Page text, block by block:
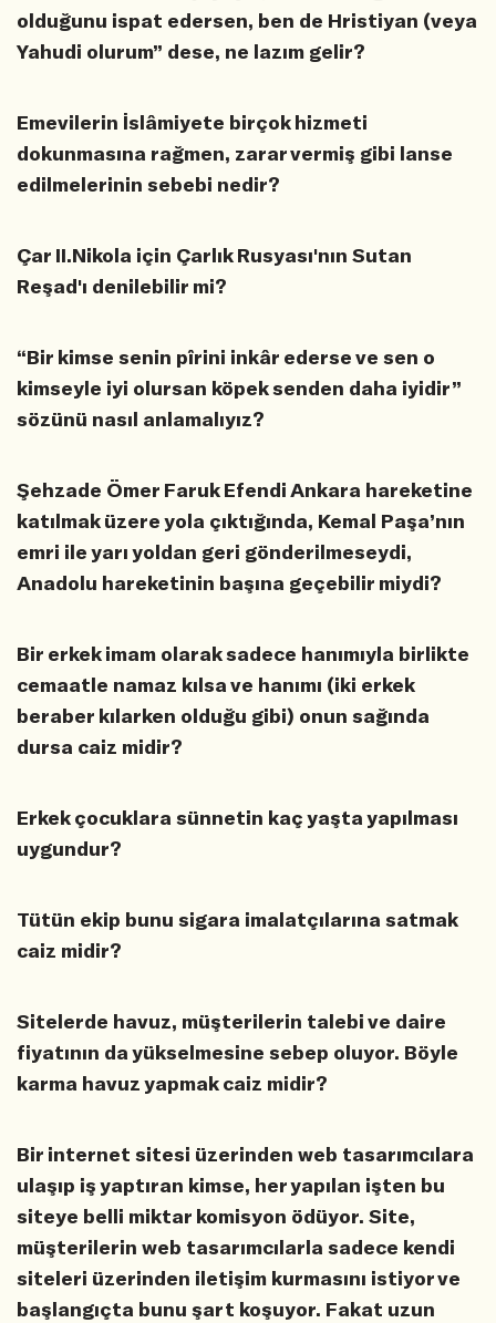
olduğunu ispat edersen, ben de Hristiyan (veya
Yahudi olurum” dese, ne lazım gelir?
Emevilerin İslâmiyete birçok hizmeti
dokunmasına rağmen, zarar vermiş gibi lanse
edilmelerinin sebebi nedir?
Çar II.Nikola için Çarlık Rusyası'nın Sutan
Reşad'ı denilebilir mi?
“Bir kimse senin pîrini inkâr ederse ve sen o
kimseyle iyi olursan köpek senden daha iyidir”
sözünü nasıl anlamalıyız?
Şehzade Ömer Faruk Efendi Ankara hareketine
katılmak üzere yola çıktığında, Kemal Paşa’nın
emri ile yarı yoldan geri gönderilmeseydi,
Anadolu hareketinin başına geçebilir miydi?
Bir erkek imam olarak sadece hanımıyla birlikte
cemaatle namaz kılsa ve hanımı (iki erkek
beraber kılarken olduğu gibi) onun sağında
dursa caiz midir?
Erkek çocuklara sünnetin kaç yaşta yapılması
uygundur?
Tütün ekip bunu sigara imalatçılarına satmak
caiz midir?
Sitelerde havuz, müşterilerin talebi ve daire
fiyatının da yükselmesine sebep oluyor. Böyle
karma havuz yapmak caiz midir?
Bir internet sitesi üzerinden web tasarımcılara
ulaşıp iş yaptıran kimse, her yapılan işten bu
siteye belli miktar komisyon ödüyor. Site,
müşterilerin web tasarımcılarla sadece kendi
siteleri üzerinden iletişim kurmasını istiyor ve
başlangıçta bunu şart koşuyor. Fakat uzun